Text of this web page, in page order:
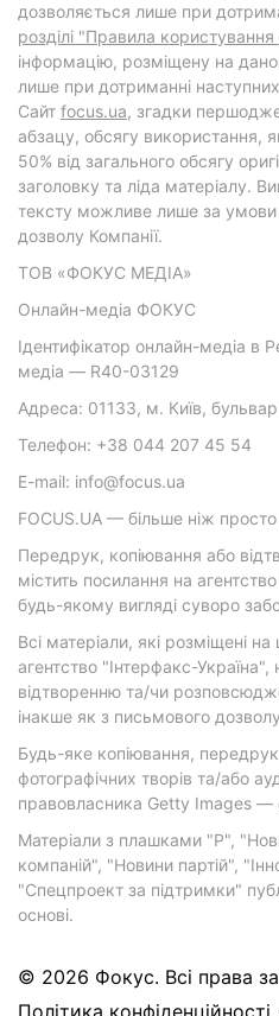
дозволяється лише при
розділі "Правила
інформацію, розміщену на
лише при дотриманні
Cайт focus.ua, згадки
абзацу, обсягу використання,
50% від загального обсягу
заголовку та ліда матеріалу.
тексту можливе лише за
дозволу Компанії.
ТОВ «ФОКУС МЕДІА»
Онлайн-медіа ФОКУС
Ідентифікатор онлайн-медіа в
медіа — R40-03129
Адреса: 01133, м. Київ, бульвар
Телефон: +38 044 207 45 54
E-mail: info@focus.ua
FOCUS.UA — більше ніж
Передрук, копіювання або
містить посилання на
будь-якому вигляді суворо
Всі матеріали, які розміщені
агентство "Інтерфакс-
відтворенню та/чи
інакше як з письмового
Будь-яке копіювання,
фотографічних творів та/або
правовласника Getty Images —
Матеріали з плашками "Р",
компаній", "Новини партій",
"Спецпроект за підтримки"
основі.
© 2026 Фокус. Всі права
Політика конфіденційності